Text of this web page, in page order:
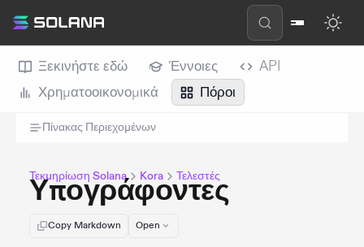
Ξεκινήστε εδώ Έννοιες
API
Χρηματοοικονομικά
Πόροι
Πίνακας Περιεχομένων
Τεκμηρίωση Solana Kora Τελεστές
Υπογράφοντες
Copy Markdown Open